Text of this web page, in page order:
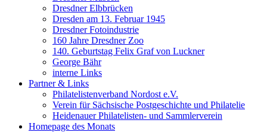
Dresdner Elbbrücken
Dresden am 13. Februar 1945
Dresdner Fotoindustrie
160 Jahre Dresdner Zoo
140. Geburtstag Felix Graf von Luckner
George Bähr
interne Links
Partner & Links
Philatelistenverband Nordost e.V.
Verein für Sächsische Postgeschichte und Philatelie
Heidenauer Philatelisten- und Sammlerverein
Homepage des Monats